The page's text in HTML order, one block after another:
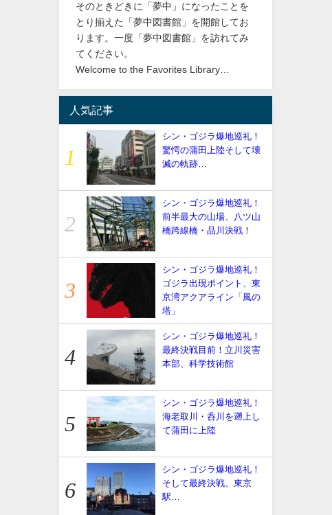
そのときどきに「夢中」になったことを
とり揃えた「夢中図書館」を開館してお
ります。一度「夢中図書館」を訪れてみ
てください。
Welcome to the Favorites Library…
人気記事
シン・ゴジラ爆地巡礼！
驚愕の蒲田上陸そして壊
滅の軌跡…
シン・ゴジラ爆地巡礼！
前半最大の山場、八ツ山
橋跨線橋・品川決戦！
シン・ゴジラ爆地巡礼！
ゴジラ出現ポイント、東
京湾アクアライン「風の
塔」
シン・ゴジラ爆地巡礼！
最終決戦目前！立川災害
本部、科学技術館
シン・ゴジラ爆地巡礼！
海老取川・呑川を遡上し
て蒲田に上陸
シン・ゴジラ爆地巡礼！
そして最終決戦、東京
駅…